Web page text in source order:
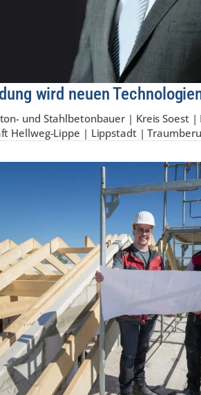
wird neuen
und Stahlbetonbauer | Kreis Soest
Hellweg-Lippe | Lippstadt |